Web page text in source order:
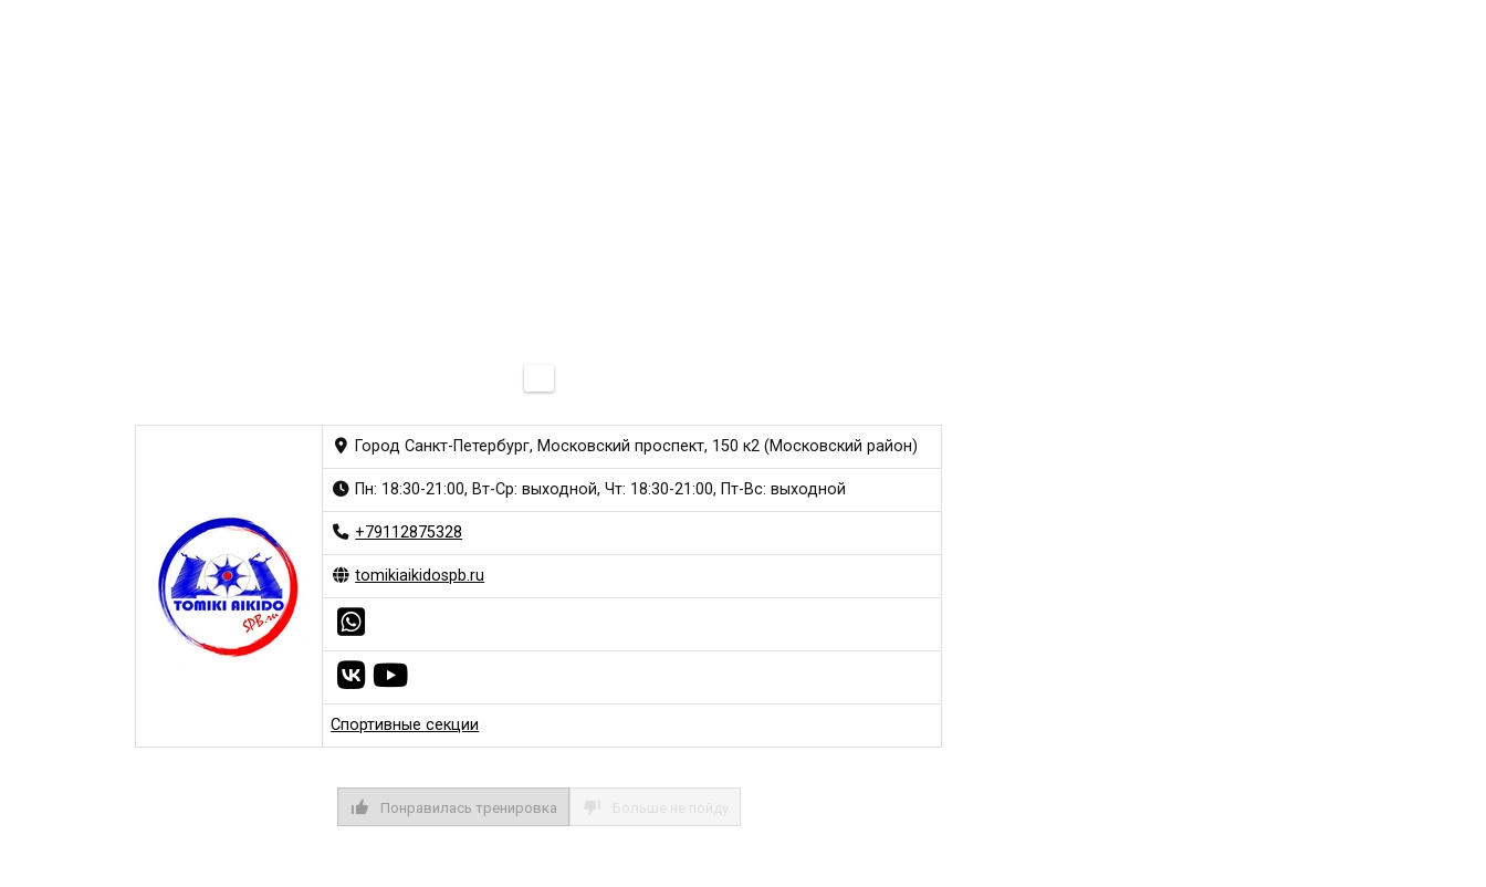
Город Санкт-Петербург, Московский проспект, 150 к2 (Московский район)
Пн: 18:30-21:00, Вт-Ср: выходной, Чт: 18:30-21:00, Пт-Вс: выходной
+79112875328
tomikiaikidospb.ru
Спортивные секции
Понравилась тренировка